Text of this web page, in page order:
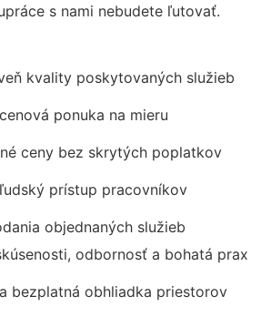
s nami nebudete ľutovať.
kvality poskytovaných služieb
ponuka na mieru
ceny bez skrytých poplatkov
prístup pracovníkov
objednaných služieb
odbornosť a bohatá prax
bezplatná obhliadka priestorov